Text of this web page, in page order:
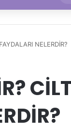
NELERDİR?